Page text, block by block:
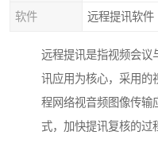
软件 远程提讯软件
远程提讯是指视频会议
讯应用为核心，采用的
程网络视音频图像传输
式，加快提讯复核的过